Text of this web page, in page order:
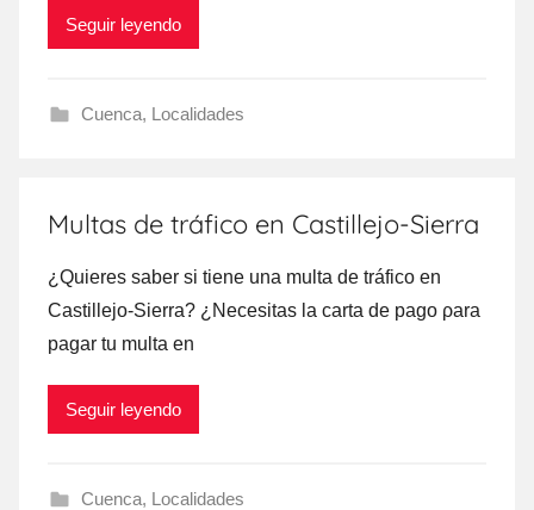
Seguir leyendo
Cuenca, Localidades
Multas de tráfico en Castillejo-Sierra
¿Quieres saber ѕi tiene una multa dе tráfico en
Castillejo-Sierra? ¿Necesitas la carta dе pago ρara
pagar tu multa en
Seguir leyendo
Cuenca, Localidades